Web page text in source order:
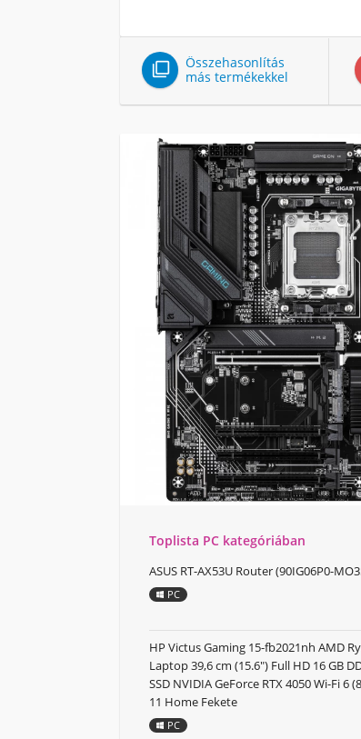

Összehasonlítás
más termékekkel
Toplista PC kategóriában
ASUS RT-AX53U Router (90IG06P0-
PC
HP Victus Gaming 15-fb2021nh AMD
Laptop 39,6 cm (15.6") Full HD 16 GB
SSD NVIDIA GeForce RTX 4050 Wi-Fi 6
11 Home Fekete
PC